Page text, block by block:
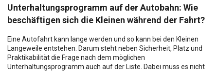
Unterhaltungsprogramm auf der Autobahn: Wie
beschäftigen sich die Kleinen während der Fahrt?
Eine Autofahrt kann lange werden und so kann bei den Kleinen
Langeweile entstehen. Darum steht neben Sicherheit, Platz und
Praktikabilität die Frage nach dem möglichen
Unterhaltungsprogramm auch auf der Liste. Dabei muss es nicht